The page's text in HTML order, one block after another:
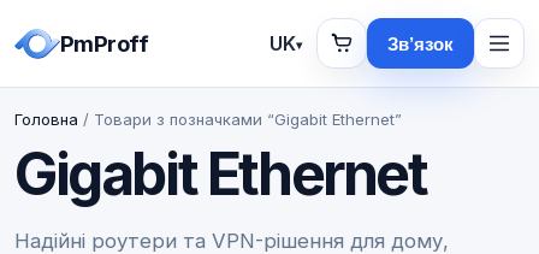
PmProff UK▾ Зв’язок
Головна / Товари з позначками “Gigabit Ethernet”
Gigabit Ethernet
Надійні роутери та VPN-рішення для дому,